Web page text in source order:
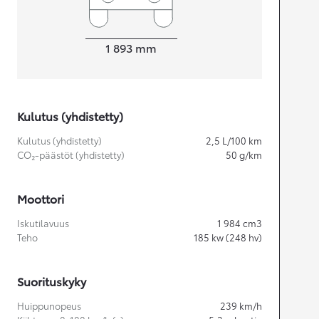
Leveys
1 893 mm
Kulutus (yhdistetty)
Kulutus (yhdistetty) 2,5 L/100 km
CO₂-päästöt (yhdistetty)
50 g/km
Moottori
Iskutilavuus 1 984 cm3
Teho
185 kw (248 hv)
Suorituskyky
Huippunopeus 239 km/h